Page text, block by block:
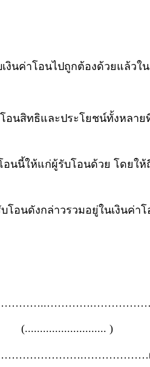
ค่าโอนไปถูกต้องด้วยแล้วใ
ทธิและประโยชน์ทั้งหลายที่
นนี้ให้แก่ผู้รับโอนด้วย โดยให้
โอนดังกล่าวรวมอยู่ในเงินค่
(........................... )
ผู้